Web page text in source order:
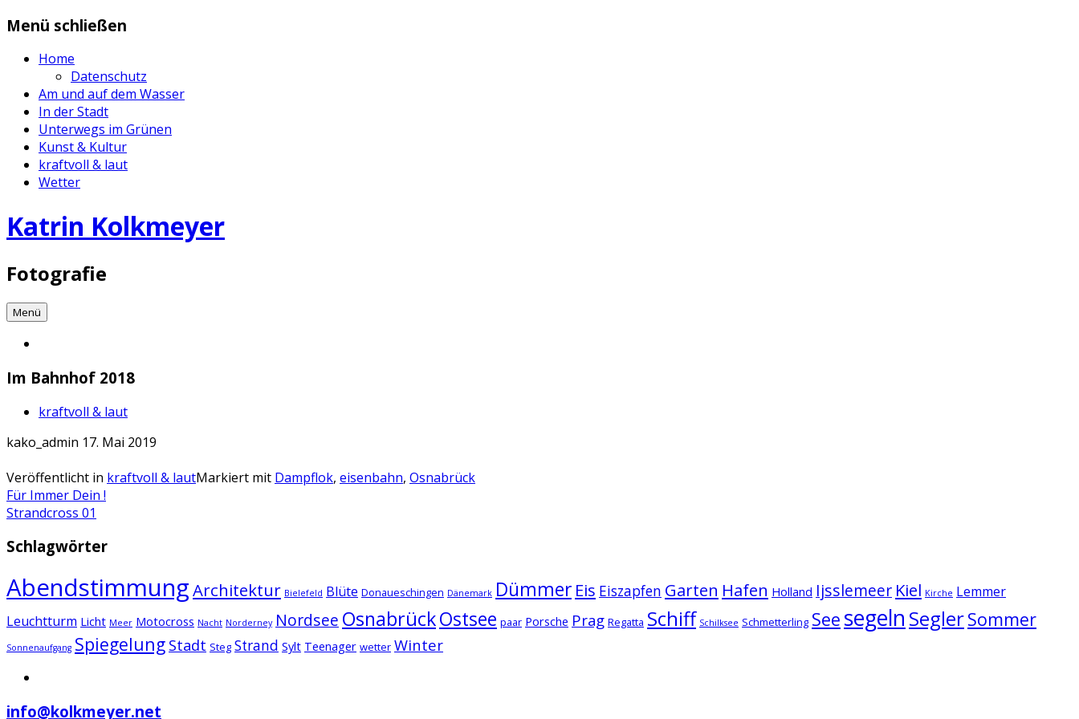
Zum
springen
Menü schließen
Home
Datenschutz
Am und auf dem Wasser
In der Stadt
Unterwegs im Grünen
Kunst & Kultur
kraftvoll & laut
Wetter
Katrin Kolkmeyer
Fotografie
Menü
Im Bahnhof 2018
kraftvoll & laut
kako_admin 17. Mai 2019
Veröffentlicht in kraftvoll & lautMarkiert mit Dampflok, eisenbahn, Osnabrück
Artikel-
Navigation
Für Immer Dein !
Strandcross 01
Schlagwörter
AbendstimmungArchitektur Bielefeld Blüte Donaueschingen Dänemark Dümmer Eis Eiszapfen Garten Hafen Holland Ijsslemeer Kiel Kirche Lemmer
Leuchtturm Licht Meer Motocross Nacht Norderney Nordsee OsnabrückOstsee paar Porsche Prag Regatta Schiff Schilksee Schmetterling See segeln SeglerSommer
Sonnenaufgang Spiegelung Stadt Steg Strand Sylt Teenager wetter Winter
info@kolkmeyer.net